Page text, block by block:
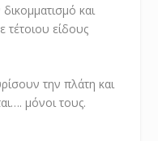
και
είδους
την πλάτη και
μόνοι τους.